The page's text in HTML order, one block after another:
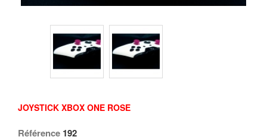
JOYSTICK XBOX ONE ROSE
Référence 192